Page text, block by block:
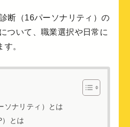
断（16パーソナリティ）の
ついて、職業選択や日常に
。
ソナリティ）とは
とは